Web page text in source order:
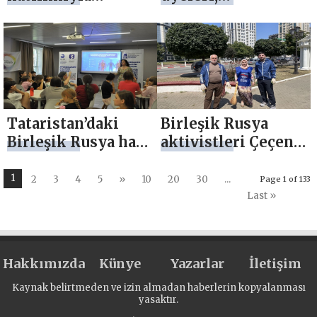
girişimci adayları
için bir eğitim
kursu düzenlendi
(Khanty-Mansi
Özerk Bölgesi)
gençler için
cesaret dersi
düzenledi
Tataristan’daki
Birleşik Rusya halk
ülke halklarının
düzenlendi
Birleşik Rusya
aktivistleri Çeçen
protestoları
Page 1 of 133
1 2 3 4 5 » 10 20 30
...
Last »
Hakkımızda Künye Yazarlar İletişim
Kaynak belirtmeden ve izin almadan haberlerin kopyalanması
yasaktır.